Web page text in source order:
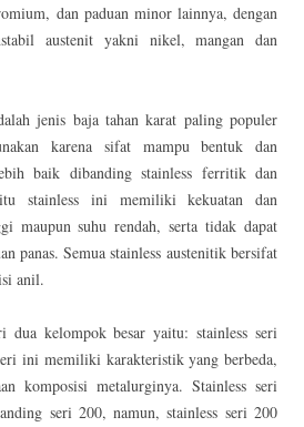
dan paduan minor lainnya, dengan
austenit yakni nikel, mangan dan
jenis baja tahan karat paling populer
karena sifat mampu bentuk dan
baik dibanding stainless ferritik dan
stainless ini memiliki kekuatan dan
maupun suhu rendah, serta tidak dapat
panas. Semua stainless austenitik bersifat
anil.
dua kelompok besar yaitu: stainless seri
ini memiliki karakteristik yang berbeda,
komposisi metalurginya. Stainless seri
seri 200, namun, stainless seri 200